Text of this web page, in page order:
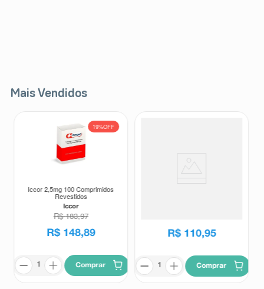
Mais Vendidos
19%OFF
Iccor 2,5mg 100 Comprimidos
Revestidos
Iccor
R$ 183,97
R$ 148,89
Comprar
R$ 110,95
Comprar